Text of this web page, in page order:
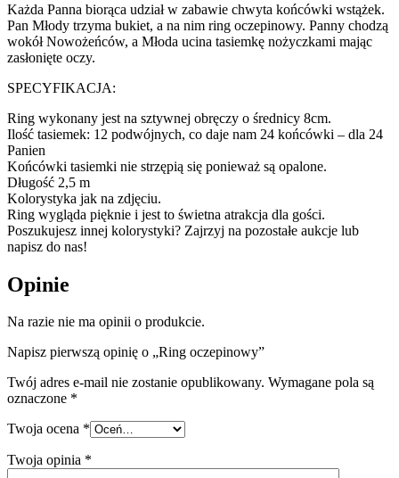
Każda Panna biorąca udział w zabawie chwyta końcówki wstążek.
Pan Młody trzyma bukiet, a na nim ring oczepinowy. Panny chodzą
wokół Nowożeńców, a Młoda ucina tasiemkę nożyczkami mając
zasłonięte oczy.
SPECYFIKACJA:
Ring wykonany jest na sztywnej obręczy o średnicy 8cm.
Ilość tasiemek: 12 podwójnych, co daje nam 24 końcówki – dla 24
Panien
Końcówki tasiemki nie strzępią się ponieważ są opalone.
Długość 2,5 m
Kolorystyka jak na zdjęciu.
Ring wygląda pięknie i jest to świetna atrakcja dla gości.
Poszukujesz innej kolorystyki? Zajrzyj na pozostałe aukcje lub
napisz do nas!
Opinie
Na razie nie ma opinii o produkcie.
Napisz pierwszą opinię o „Ring oczepinowy”
Twój adres e-mail nie zostanie opublikowany. Wymagane pola są
oznaczone *
Twoja ocena *
Twoja opinia *